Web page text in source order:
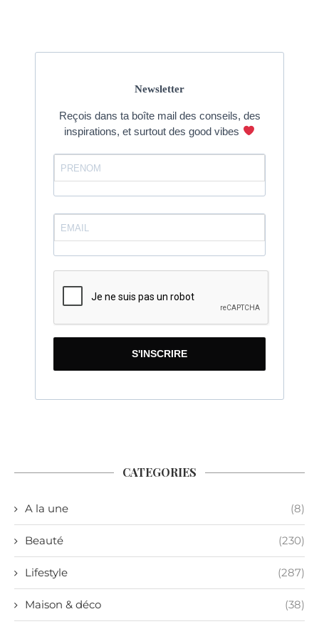
Newsletter
Reçois dans ta boîte mail des conseils, des
inspirations, et surtout des good vibes
S'INSCRIRE
CATEGORIES
A la une (8)
Beauté (230)
Lifestyle (287)
Maison & déco (38)